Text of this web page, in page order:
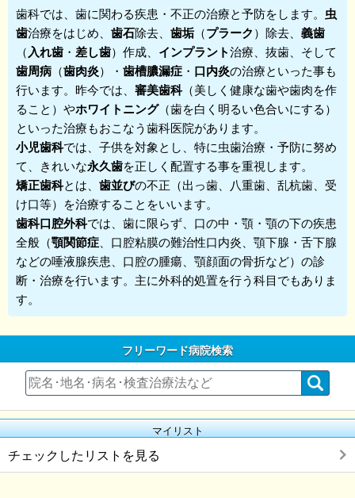
歯科では、歯に関わる疾患・不正の治療と予防をします。 虫
歯治療をはじめ、 歯石除去、 歯垢 （プラーク）除去、 義歯
（入れ歯 ・ 差し歯）作成、 インプラント治療、抜歯、そして
歯周病 （歯肉炎）・ 歯槽膿漏症 ・ 口内炎の治療といった事も
行います。昨今では、 審美歯科（美しく健康な歯や歯肉を作
ること）やホワイトニング（歯を白く明るい色合いにする）
といった治療もおこなう歯科医院があります。
小児歯科では、子供を対象とし、特に虫歯治療・予防に努め
て、きれいな永久歯を正しく配置する事を重視します。
矯正歯科とは、 歯並びの不正（出っ歯、八重歯、乱杭歯、受
け口等）を治療することをいいます。
歯科口腔外科では、歯に限らず、口の中・顎・顎の下の疾患
全般（顎関節症 、口腔粘膜の難治性口内炎、顎下腺・舌下腺
などの唾液腺疾患、口腔の腫瘍、顎顔面の骨折など）の診
断・治療を行います。主に外科的処置を行う科目でもありま
す。
フリーワード病院検索
マイリスト
チェックしたリストを見る